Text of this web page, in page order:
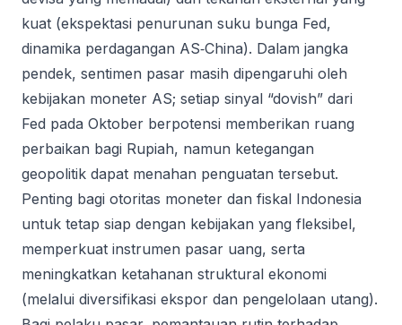
kuat (ekspektasi penurunan suku bunga Fed,
dinamika perdagangan AS‑China). Dalam jangka
pendek, sentimen pasar masih dipengaruhi oleh
kebijakan moneter AS; setiap sinyal “dovish” dari
Fed pada Oktober berpotensi memberikan ruang
perbaikan bagi Rupiah, namun ketegangan
geopolitik dapat menahan penguatan tersebut.
Penting bagi otoritas moneter dan fiskal Indonesia
untuk tetap siap dengan kebijakan yang fleksibel,
memperkuat instrumen pasar uang, serta
meningkatkan ketahanan struktural ekonomi
(melalui diversifikasi ekspor dan pengelolaan utang).